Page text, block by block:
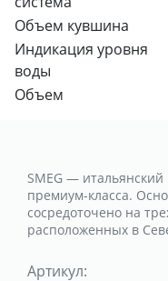
Объем кувшина
Индикация уровня
воды
Объем
SMEG —
премиум-класса.
сосредоточено на
расположенных в
Артикул: